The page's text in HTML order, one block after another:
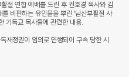
절 연합 예배를 드린 후 권호경 목사와 김
비판하는 유인물을 뿌린 ‘남산부활절 사
기독교 목사들에 관련한 내용.
재정권이 임의로 연행되어 구속 당한 시